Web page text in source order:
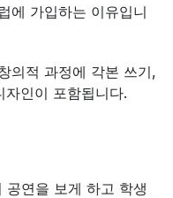
에 가입하는 이유입니
의적 과정에 각본 쓰기,
인이 포함됩니다.
공연을 보게 하고 학생